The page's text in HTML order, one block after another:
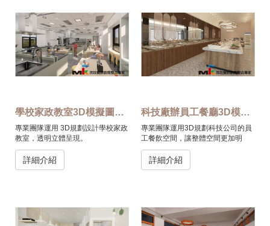
學校家政教室3D模擬圖_新竹
專業團隊運用 3D規劃設計學校家政
教室，透明立體呈現。
詳細介紹
科技廠辦員工餐廳3D模擬圖
專業團隊運用3D規劃科技公司的員
工餐飲空間，讓整體空間更加明
亮、舒適。
詳細介紹